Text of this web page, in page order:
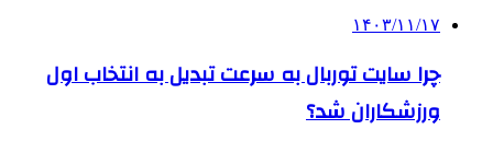
۱۴۰۳/۱۱/۱۷
چرا سایت توربال به ‌سرعت تبدیل به انتخاب اول
ورزشکاران شد؟